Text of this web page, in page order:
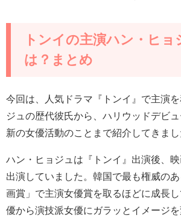
トンイの主演ハン・ヒョ
は？まとめ
今回は、人気ドラマ『トンイ』で主演
ジュの歴代彼氏から、ハリウッドデビ
新の女優活動のことまで紹介してきまし
ハン・ヒョジュは『トンイ』出演後、
出演していました。韓国で最も権威の
画賞」で主演女優賞を取るほどに成長
優から演技派女優にガラッとイメージ